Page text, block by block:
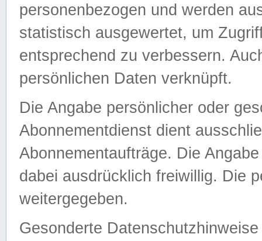
personenbezogen und werden
statistisch ausgewertet, um
entsprechend zu verbessern.
persönlichen Daten verknüpft.
Die Angabe persönlicher oder
Abonnementdienst dient
Abonnementaufträge. Die
dabei ausdrücklich freiwillig. Die
weitergegeben.
Gesonderte